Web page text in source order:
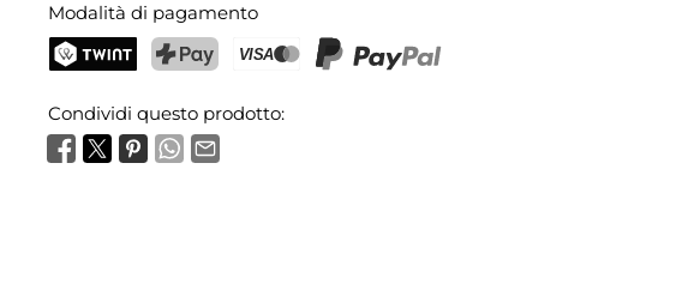
Modalità di pagamento
Condividi questo prodotto: